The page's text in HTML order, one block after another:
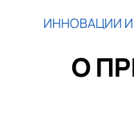
ИННОВАЦИИ
О